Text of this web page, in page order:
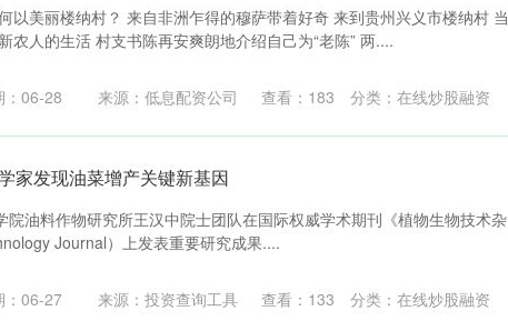
以美丽楼纳村？ 来自非洲乍得的穆萨带着好奇 来到贵州兴义市楼纳村 当
农人的生活 村支书陈再安爽朗地介绍自己为“老陈” 两....
：06-28 来源：低息配资公司 查看： 183 分类： 在线炒股融资
家发现油菜增产关键新基因
院油料作物研究所王汉中院士团队在国际权威学术期刊《植物生物技术杂
Journal）上发表重要研究成果....
：06-27 来源：投资查询工具 查看： 133 分类： 在线炒股融资